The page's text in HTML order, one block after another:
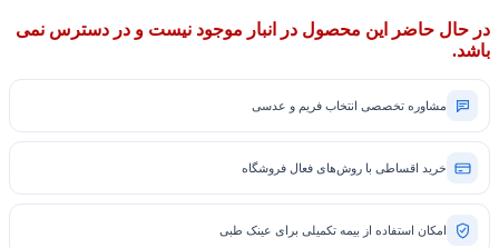
در حال حاضر این محصول در انبار موجود نیست و در دسترس نمی
باشد.
مشاوره تخصصی انتخاب فریم و عدسی
خرید اقساطی با روش‌های فعال فروشگاه
امکان استفاده از بیمه تکمیلی برای عینک طبی